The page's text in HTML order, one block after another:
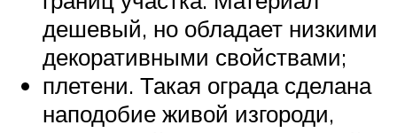
дешевый, но обладает низкими
декоративными свойствами;
плетени. Такая ограда сделана
наподобие живой изгороди,